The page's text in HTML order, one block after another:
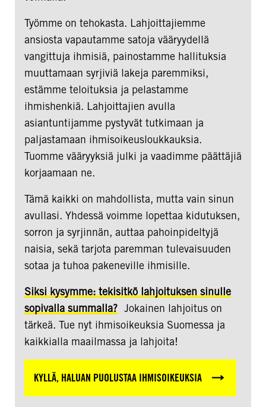
Työmme on tehokasta. Lahjoittajiemme
ansiosta vapautamme satoja vääryydellä
vangittuja ihmisiä, painostamme hallituksia
muuttamaan syrjiviä lakeja paremmiksi,
estämme teloituksia ja pelastamme
ihmishenkiä. Lahjoittajien avulla
asiantuntijamme pystyvät tutkimaan ja
paljastamaan ihmisoikeusloukkauksia.
Tuomme vääryyksiä julki ja vaadimme päättäjiä
korjaamaan ne.
Tämä kaikki on mahdollista, mutta vain sinun
avullasi. Yhdessä voimme lopettaa kidutuksen,
sorron ja syrjinnän, auttaa pahoinpideltyjä
naisia, sekä tarjota paremman tulevaisuuden
sotaa ja tuhoa pakeneville ihmisille.
Siksi kysymme: tekisitkö lahjoituksen sinulle
sopivalla summalla? Jokainen lahjoitus on
tärkeä. Tue nyt ihmisoikeuksia Suomessa ja
kaikkialla maailmassa ja lahjoita!
KYLLÄ, HALUAN PUOLUSTAA IHMISOIKEUKSIA